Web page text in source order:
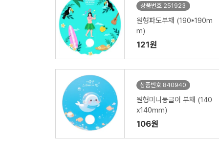
상품번호 251923
원형파도부채 (190*190m
m)
121원
상품번호 840940
원형미니둥글이 부채 (140
x140mm)
106원